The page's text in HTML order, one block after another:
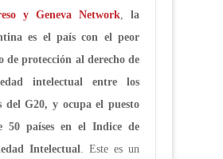
y Geneva Network, la
es el país con el peor
de protección al derecho de
intelectual entre los
del G20, y ocupa el puesto
50 países en el Indice de
Intelectual. Este es un